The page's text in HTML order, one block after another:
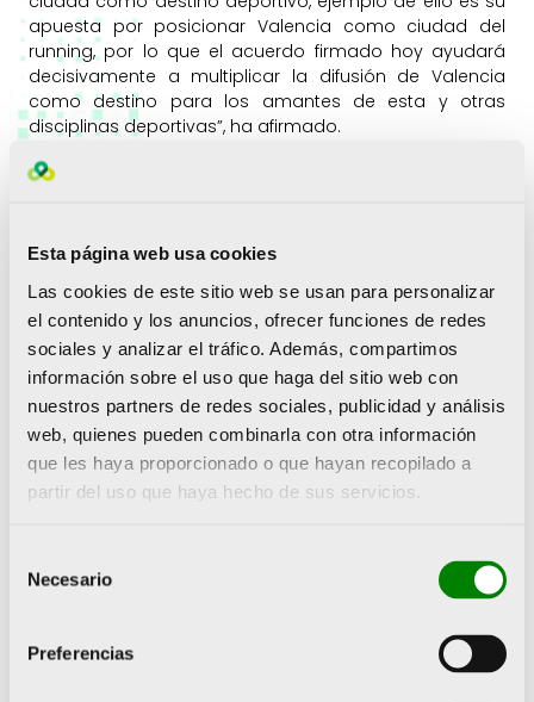
Esta página web usa cookies
Las cookies de este sitio web se usan para personalizar
el contenido y los anuncios, ofrecer funciones de redes
sociales y analizar el tráfico. Además, compartimos
información sobre el uso que haga del sitio web con
nuestros partners de redes sociales, publicidad y análisis
web, quienes pueden combinarla con otra información
que les haya proporcionado o que hayan recopilado a
partir del uso que haya hecho de sus servicios.
Necesario
Preferencias
apuesta por posicionar Valencia como ciudad del
running, por lo que el acuerdo firmado hoy ayudará
decisivamente a multiplicar la difusión de Valencia
como destino para los amantes de esta y otras
disciplinas deportivas”, ha afirmado.
Según ha indicado Gómez, ambas fundaciones han
de diversos mercados internacionales; en blog trips
para promocionar la 15K Nocturna; en visitas de
inspección con turoperadores especializados; en
acciones de co-marketing con portales online como el
de Reino UnidoThe Running Bug; y se han difundido
todas estas carreras en las presentaciones de destino
que realiza Turismo Valencia en diferentes países.
«Uno de los objetivos del presidente de la Fundación
Trinidad Alfonso, Juan Roig, es que la Comunitat
Valenciana sea un referente en el ámbito del turismo
ya hemos avanzado en el crecimiento de un turismo
saludable con eventos como el Maratón o el Medio
objetivo no es únicamente que la gente quiera venir a
correr a Valencia en los grandes eventos, sino que